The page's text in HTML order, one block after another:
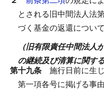
とされる旧中間法人法
づく基金の返還につい
（旧有限責任中間法人
の継続及び清算に関す
第十九条 施行日前に生
第一項各号に掲げる事